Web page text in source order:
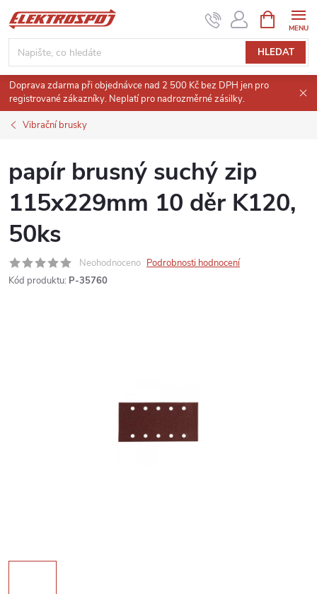
Přejít
na
obsah
HLEDAT
NÁKUPNÍ
KOŠÍK
Doprava zdarma při objednávce nad 2 500 Kč bez DPH jen pro
registrované zákazníky. Neplatí pro nadrozměrné zásilky.
Vibrační brusky
papír brusný suchý zip
115x229mm 10 děr K120,
50ks
Neohodnoceno Podrobnosti hodnocení
Kód produktu: P-35760